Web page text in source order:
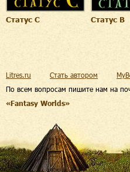
Статус C Статус B
По всем вопросам пишите нам на
«Fantasy Worlds»
Litres.ru Стать автором